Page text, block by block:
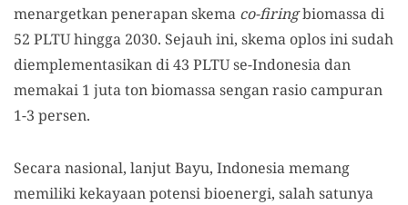
menargetkan penerapan skema co-firingbiomassa di
52 PLTU hingga 2030. Sejauh ini, skema oplos ini sudah
diemplementasikan di 43 PLTU se-Indonesia dan
memakai 1 juta ton biomassa sengan rasio campuran
1-3 persen.
Secara nasional, lanjut Bayu, Indonesia memang
memiliki kekayaan potensi bioenergi, salah satunya